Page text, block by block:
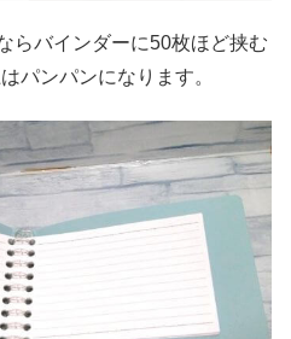
らバインダーに50枚ほど挟む
パンパンになります。